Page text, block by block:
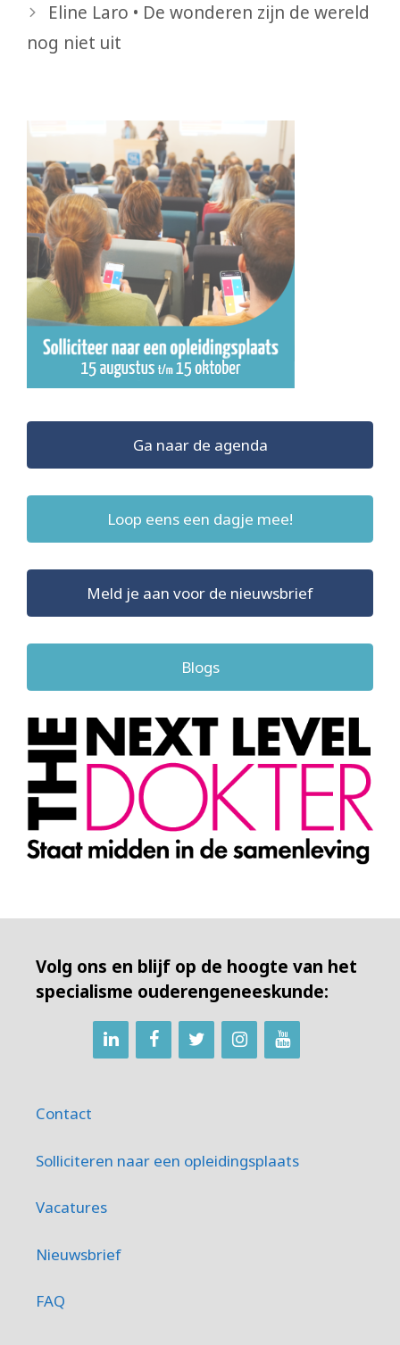
Eline Laro • De wonderen zijn de wereld
nog niet uit
Ga naar de agenda
Loop eens een dagje mee!
Meld je aan voor de nieuwsbrief
Blogs
Volg ons en blijf op de hoogte van het
specialisme ouderengeneeskunde:
Contact
Solliciteren naar een opleidingsplaats
Vacatures
Nieuwsbrief
FAQ